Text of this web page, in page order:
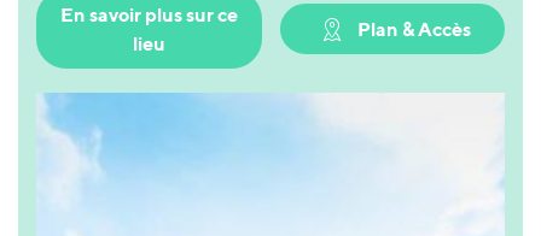
En savoir plus sur ce
lieu
Plan & Accès